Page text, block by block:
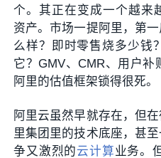
个。其正在变成一个越来
资产。市场一提阿里，第
么样？即时零售烧多少钱
它？GMV、CMR、用户
阿里的估值框架锁得很死。
阿里云虽然早就存在，但
里集团里的技术底座，甚
争又激烈的云计算业务。